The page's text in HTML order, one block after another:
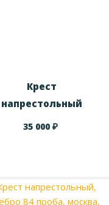
Крест
напрестольный
35 000₽